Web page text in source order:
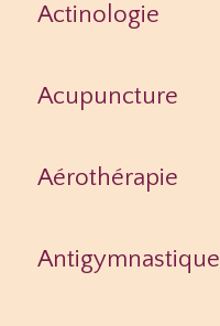
Actinologie
Acupuncture
Aérothérapie
Antigymnastique